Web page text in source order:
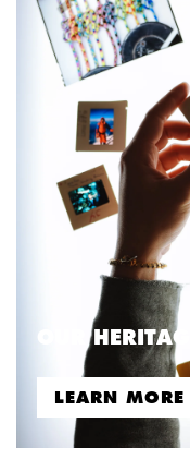
OUR HERITAGE
LEARN MORE